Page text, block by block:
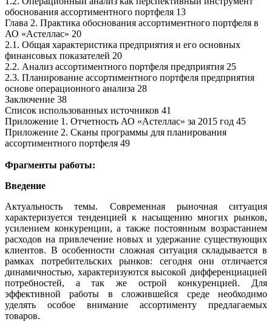
обоснования ассортиментного портфеля 13
Глава 2. Практика обоснования ассортиментного портфеля в
АО «Астеллас» 20
2.1. Общая характеристика предприятия и его основных
финансовых показателей 20
2.2. Анализ ассортиментного портфеля предприятия 25
2.3. Планирование ассортиментного портфеля предприятия
основе операционного анализа 28
Заключение 38
Список использованных источников 41
Приложение 1. Отчетность АО «Астеллас» за 2015 год 45
Приложение 2. Сканы программы для планирования
ассортиментного портфеля 49
Фрагменты работы:
Введение
Актуальность темы. Современная рыночная ситуация
характеризуется тенденцией к насыщению многих рынков,
усилением конкуренции, а также постоянным возрастанием
расходов на привлечение новых и удержание существующих
клиентов. В особенности сложная ситуация складывается в
рамках потребительских рынков: сегодня они отличается
динамичностью, характеризуются высокой дифференциацией
потребностей, а так же острой конкуренцией. Для
эффективной работы в сложившейся среде необходимо
уделять особое внимание ассортименту предлагаемых
товаров.